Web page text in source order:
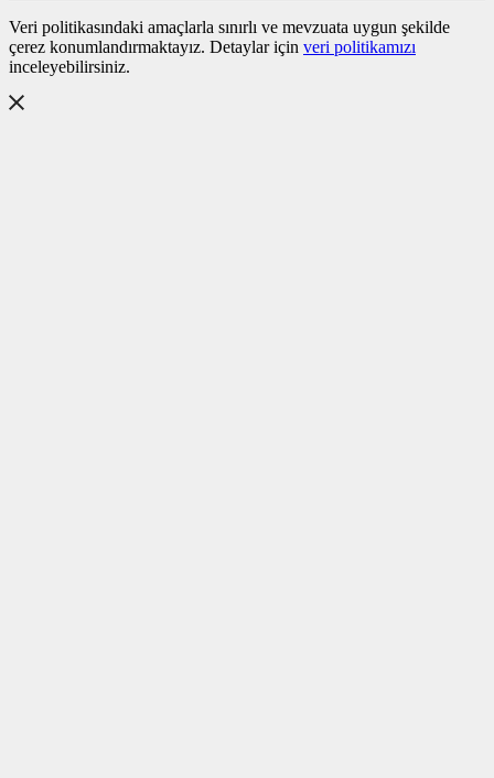
Veri politikasındaki amaçlarla sınırlı ve mevzuata uygun şekilde
çerez konumlandırmaktayız. Detaylar için veri politikamızı
inceleyebilirsiniz.